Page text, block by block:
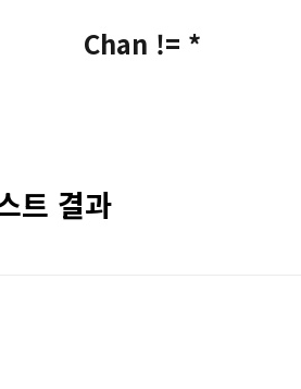
Chan != *
트 결과